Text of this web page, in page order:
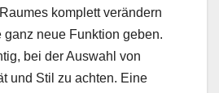
komplett verändern
ganz neue Funktion geben.
bei der Auswahl von
und Stil zu achten. Eine